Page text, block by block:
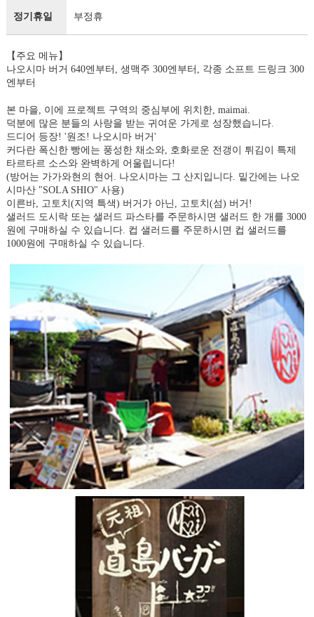
정기휴일 부정휴
【주요 메뉴】
나오시마 버거 640엔부터, 생맥주 300엔부터, 각종 소프트 드링크 300
엔부터
본 마을, 이에 프로젝트 구역의 중심부에 위치한, maimai.
덕분에 많은 분들의 사랑을 받는 귀여운 가게로 성장했습니다.
드디어 등장! '원조! 나오시마 버거'
커다란 폭신한 빵에는 풍성한 채소와, 호화로운 전갱이 튀김이 특제
타르타르 소스와 완벽하게 어울립니다!
(방어는 가가와현의 현어. 나오시마는 그 산지입니다. 밑간에는 나오
시마산 "SOLA SHIO" 사용)
이른바, 고토치(지역 특색) 버거가 아닌, 고토치(섬) 버거!
샐러드 도시락 또는 샐러드 파스타를 주문하시면 샐러드 한 개를 3000
원에 구매하실 수 있습니다. 컵 샐러드를 주문하시면 컵 샐러드를
1000원에 구매하실 수 있습니다.